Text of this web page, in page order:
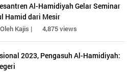
Al-Hamidiyah Gelar Seminar
Hamid dari Mesir
Kajis | 4,875 views
2023, Pengasuh Al-Hamidiyah: